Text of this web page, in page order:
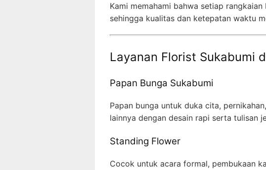
Kami memahami bahwa setiap
sehingga kualitas dan ketepatan waktu
Layanan Florist Sukabumi
Papan Bunga Sukabumi
Papan bunga untuk duka cita,
lainnya dengan desain rapi serta tulisan
Standing Flower
Cocok untuk acara formal, pembukaan